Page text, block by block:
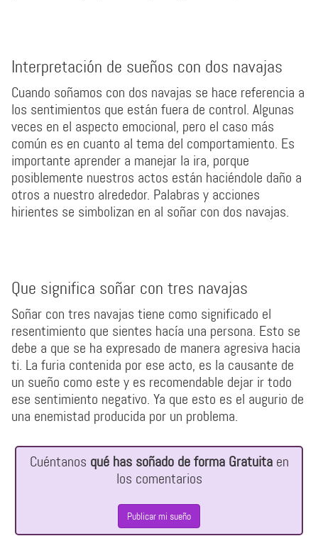
Interpretación de sueños con dos navajas
Cuando soñamos con dos navajas se hace referencia a
los sentimientos que están fuera de control. Algunas
veces en el aspecto emocional, pero el caso más
común es en cuanto al tema del comportamiento. Es
importante aprender a manejar la ira, porque
posiblemente nuestros actos están haciéndole daño a
otros a nuestro alrededor. Palabras y acciones
hirientes se simbolizan en al soñar con dos navajas.
Que significa soñar con tres navajas
Soñar con tres navajas tiene como significado el
resentimiento que sientes hacía una persona. Esto se
debe a que se ha expresado de manera agresiva hacia
ti. La furia contenida por ese acto, es la causante de
un sueño como este y es recomendable dejar ir todo
ese sentimiento negativo. Ya que esto es el augurio de
una enemistad producida por un problema.
Cuéntanos qué has soñado de forma Gratuitaen
los comentarios
Publicar mi sueño